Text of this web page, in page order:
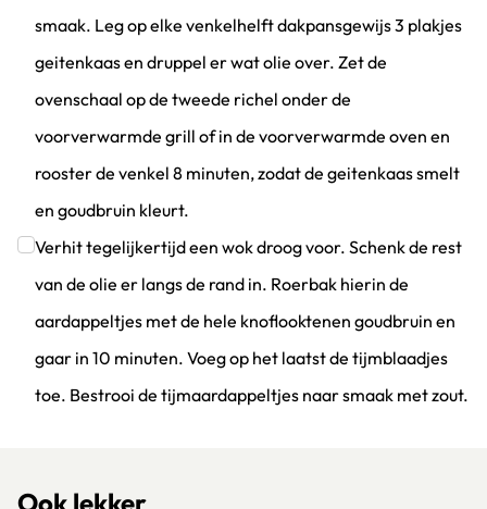
smaak. Leg op elke venkelhelft dakpansgewijs 3 plakjes
geitenkaas en druppel er wat olie over. Zet de
ovenschaal op de tweede richel onder de
voorverwarmde grill of in de voorverwarmde oven en
rooster de venkel 8 minuten, zodat de geitenkaas smelt
en goudbruin kleurt.
Klik om dit selectievakje aan te vinken
Verhit tegelijkertijd een wok droog voor. Schenk de rest
van de olie er langs de rand in. Roerbak hierin de
aardappeltjes met de hele knoflooktenen goudbruin en
gaar in 10 minuten. Voeg op het laatst de tijmblaadjes
toe. Bestrooi de tijmaardappeltjes naar smaak met zout.
Ook lekker